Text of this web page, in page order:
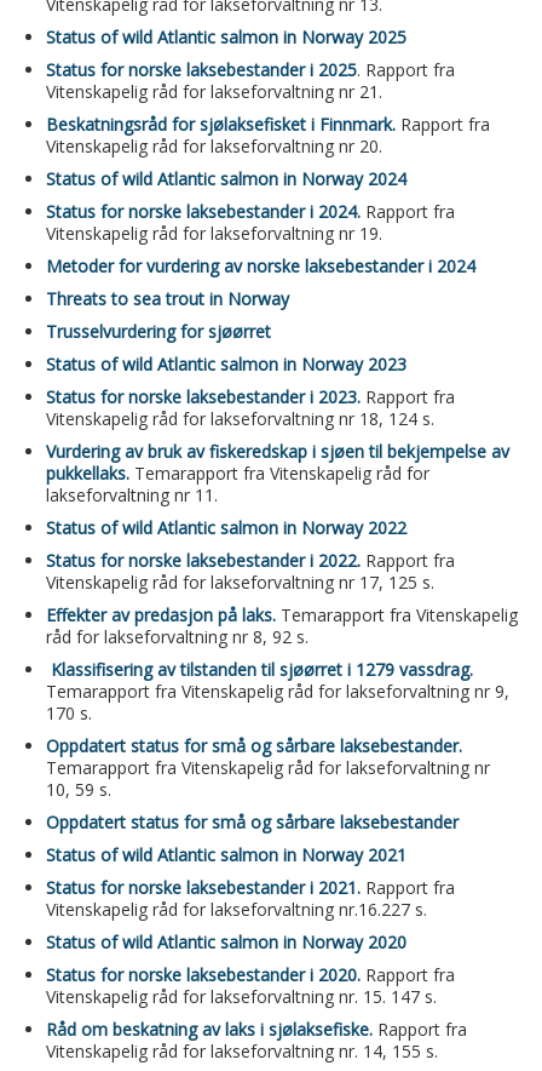
Status of wild Atlantic salmon in Norway 2025
Status for norske laksebestander i 2025. Rapport fra
Vitenskapelig råd for lakseforvaltning nr 21.
Beskatningsråd for sjølaksefisket i Finnmark. Rapport fra
Vitenskapelig råd for lakseforvaltning nr 20.
Status of wild Atlantic salmon in Norway 2024
Status for norske laksebestander i 2024. Rapport fra
Vitenskapelig råd for lakseforvaltning nr 19.
Metoder for vurdering av norske laksebestander i 2024
Threats to sea trout in Norway
Trusselvurdering for sjøørret
Status of wild Atlantic salmon in Norway 2023
Status for norske laksebestander i 2023. Rapport fra
Vitenskapelig råd for lakseforvaltning nr 18, 124 s.
Vurdering av bruk av fiskeredskap i sjøen til bekjempelse av
pukkellaks. Temarapport fra Vitenskapelig råd for
lakseforvaltning nr 11.
Status of wild Atlantic salmon in Norway 2022
Status for norske laksebestander i 2022. Rapport fra
Vitenskapelig råd for lakseforvaltning nr 17, 125 s.
Effekter av predasjon på laks. Temarapport fra Vitenskapelig
råd for lakseforvaltning nr 8, 92 s.
Klassifisering av tilstanden til sjøørret i 1279 vassdrag.
Temarapport fra Vitenskapelig råd for lakseforvaltning nr 9,
170 s.
Oppdatert status for små og sårbare laksebestander.
Temarapport fra Vitenskapelig råd for lakseforvaltning nr
10, 59 s.
Oppdatert status for små og sårbare laksebestander
Status of wild Atlantic salmon in Norway 2021
Status for norske laksebestander i 2021. Rapport fra
Vitenskapelig råd for lakseforvaltning nr.16.227 s.
Status of wild Atlantic salmon in Norway 2020
Status for norske laksebestander i 2020. Rapport fra
Vitenskapelig råd for lakseforvaltning nr. 15. 147 s.
Råd om beskatning av laks i sjølaksefiske. Rapport fra
Vitenskapelig råd for lakseforvaltning nr. 14, 155 s.